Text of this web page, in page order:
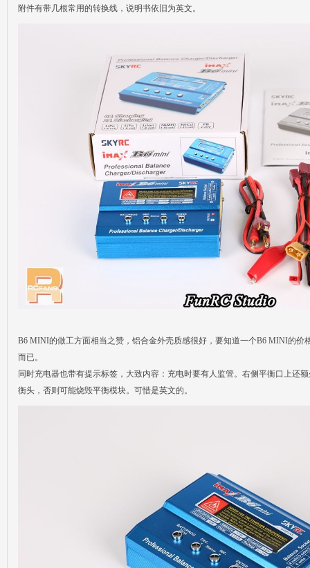
附件有带几根常用的转换线，说明书依旧为英文。
B6 MINI的做工方面相当之赞，铝合金外壳质感很好，要知道一个B6 MINI的价
而已。
同时充电器也带有提示标签，大致内容：充电时要有人监管。右侧平衡口上还
衡头，否则可能烧毁平衡模块。可惜是英文的。